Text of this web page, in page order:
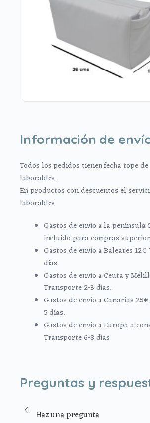
Información de
Todos los pedidos tienen fecha tope
laborables.
En productos con descuentos el
laborables
Gastos de envío a la península
incluido para compras
Gastos de envío a Baleares
días
Gastos de envío a Ceuta y
Transporte 2-3 días.
Gastos de envío a Canarias
5 días.
Gastos de envío a Europa a
Transporte 6-8 días
Preguntas y
Haz una pregunta